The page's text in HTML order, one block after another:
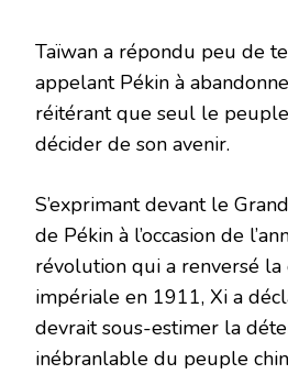
Taïwan a répondu peu de
appelant Pékin à
réitérant que seul le
décider de son avenir.
S’exprimant devant le
de Pékin à l’occasion de
révolution qui a renversé
impériale en 1911, Xi a
devrait sous-estimer la
inébranlable du peuple